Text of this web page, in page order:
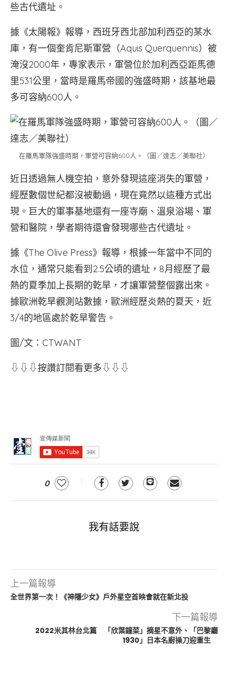
些古代遺址。
據《太陽報》報導，西班牙西北部加利西亞的某水
庫，有一個奎肯尼斯軍營（Aquis Querquennis）被
淹沒2000年，專家表示，軍營位於加利西亞距馬德
里531公里，當時是羅馬帝國的強盛時期，該基地最
多可容納600人。
在羅馬軍隊強盛時期，軍營可容納600人。（圖／達志／美聯社）
近日透過無人機空拍，意外發現這座消失的軍營，
經歷數個世紀都沒被動過，現在竟然以這種方式出
現。巨大的軍事基地還有一座寺廟、溫泉浴場、軍
營和醫院，學者期待還會發現哪些古代遺址。
據《The Olive Press》報導，根據一年當中不同的
水位，通常只能看到2.5公頃的遺址，8月經歷了最
熱的夏季加上長期的乾旱，才讓軍營整個露出來。
據歐洲乾旱觀測站數據，歐洲經歷炎熱的夏天，近
3/4的地區處於乾旱警告。
圖/文：CTWANT
⇩⇩⇩按讚訂閱看更多⇩⇩⇩
0
我有話要說
上一篇報導
全世界第一次！《神隱少女》戶外星空首映會就在新北投
下一篇報導
2022米其林台北篇 「欣葉鐘菜」摘星不意外、「巴黎廳
1930」日本名廚操刀迎重生